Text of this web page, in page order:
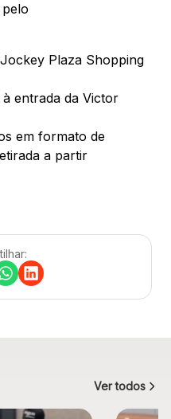
Plaza Shopping
entrada da Victor
em formato de
a partir
Ver todos